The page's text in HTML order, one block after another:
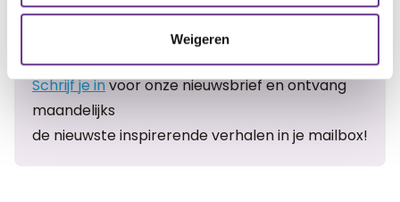
Weigeren
Schrijf je invoor onze nieuwsbrief en ontvang
maandelijks
de nieuwste inspirerende verhalen in je mailbox!